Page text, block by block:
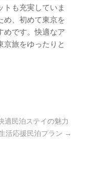
トも充実していま
め、初めて東京を
めです。快適なア
京旅をゆったりと
適民泊ステイの魅力
活応援民泊プラン →